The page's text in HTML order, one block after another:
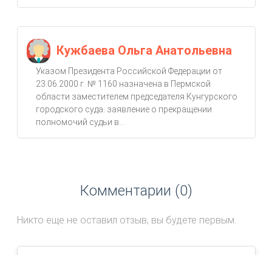
Кужбаева Ольга Анатольевна
Указом Президента Российской Федерации от
23.06.2000 г. № 1160 назначена в Пермской
области заместителем председателя Кунгурского
городского суда. заявление о прекращении
полномочий судьи в...
Комментарии (0)
Никто еще не оставил отзыв, вы будете первым.